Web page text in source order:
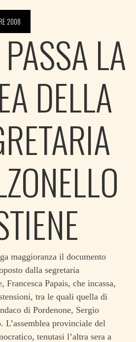
2008
LA
DELLA
maggioranza il documento
dalla segretaria
Francesca Papais, che incassa,
tra le quali quella di
di Pordenone, Sergio
L’assemblea provinciale del
tenutasi l’altra sera a